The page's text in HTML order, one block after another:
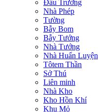
Đấu Trường
Nhà Phép
Tường
Bẫy Bom
Bẫy Tướng
Nhà Tướng
Nhà Huấn Luyện
Tôtem Thần
Sở Thú
Liên minh
Nhà Kho
Kho Hồn Khí
Khu Mỏ